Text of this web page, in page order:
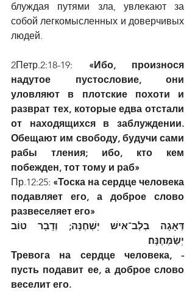
блуждая путями зла, увлекают за
собой легкомысленных и доверчивых
людей.
2Петр.2:18-19: «Ибо, произнося
надутое пустословие, они
уловляют в плотские похоти и
разврат тех, которые едва отстали
от находящихся в заблуждении.
Обещают им свободу, будучи сами
рабы тления; ибо, кто кем
побежден, тот тому и раб»
Пр.12:25: «Тоска на сердце человека
подавляет его, а доброе слово
развеселяет его»
יְשַׂמְּחֶנָּה׃
Тревога на сердце человека, -
пусть подавит ее, а доброе слово
веселит его.